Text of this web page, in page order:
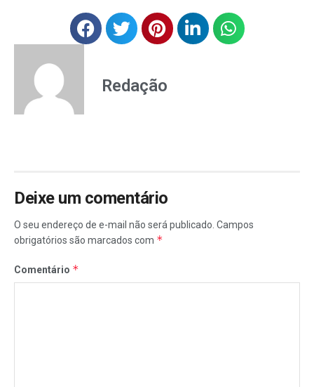
Redação
Deixe um comentário
O seu endereço de e-mail não será publicado. Campos
obrigatórios são marcados com *
Comentário *